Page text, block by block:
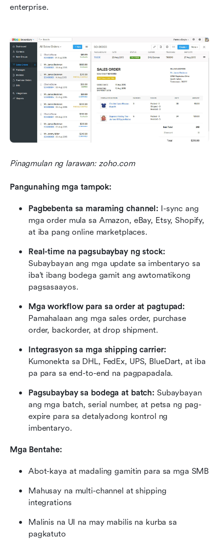
enterprise.
Pinagmulan ng larawan: zoho.com
Pangunahing mga tampok:
Pagbebenta sa maraming channel: I-sync ang
mga order mula sa Amazon, eBay, Etsy, Shopify,
at iba pang online marketplaces.
Real-time na pagsubaybay ng stock:
Subaybayan ang mga update sa imbentaryo sa
iba’t ibang bodega gamit ang awtomatikong
pagsasaayos.
Mga workflow para sa order at pagtupad:
Pamahalaan ang mga sales order, purchase
order, backorder, at drop shipment.
Integrasyon sa mga shipping carrier:
Kumonekta sa DHL, FedEx, UPS, BlueDart, at iba
pa para sa end-to-end na pagpapadala.
Pagsubaybay sa bodega at batch: Subaybayan
ang mga batch, serial number, at petsa ng pag-
expire para sa detalyadong kontrol ng
imbentaryo.
Mga Bentahe:
Abot-kaya at madaling gamitin para sa mga SMB
Mahusay na multi-channel at shipping
integrations
Malinis na UI na may mabilis na kurba sa
pagkatuto